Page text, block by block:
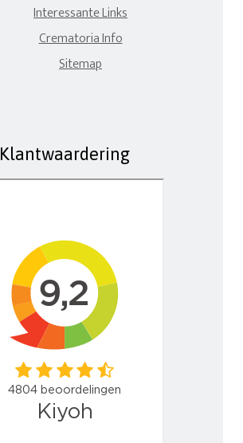
Interessante Links
Crematoria Info
Sitemap
Klantwaardering